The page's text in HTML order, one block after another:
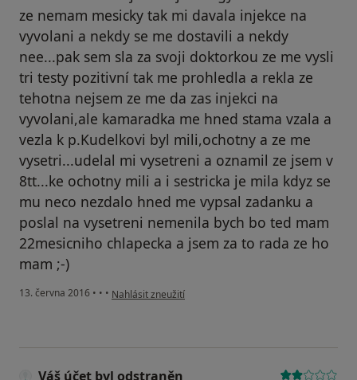
ze nemam mesicky tak mi davala injekce na
vyvolani a nekdy se me dostavili a nekdy
nee...pak sem sla za svoji doktorkou ze me vysli
tri testy pozitivní tak me prohledla a rekla ze
tehotna nejsem ze me da zas injekci na
vyvolani,ale kamaradka me hned stama vzala a
vezla k p.Kudelkovi byl mili,ochotny a ze me
vysetri...udelal mi vysetreni a oznamil ze jsem v
8tt...ke ochotny mili a i sestricka je mila kdyz se
mu neco nezdalo hned me vypsal zadanku a
poslal na vysetreni nemenila bych bo ted mam
22mesicniho chlapecka a jsem za to rada ze ho
mam ;-)
13. června 2016 • • • podle názoru uživatele Váš účet byl odstraněn
Nahlásit zneužití
Váš účet byl odstraněn